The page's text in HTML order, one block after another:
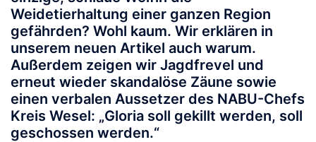
Weidetierhaltung einer ganzen Region
gefährden? Wohl kaum. Wir erklären in
unserem neuen Artikel auch warum.
Außerdem zeigen wir Jagdfrevel und
erneut wieder skandalöse Zäune sowie
einen verbalen Aussetzer des NABU-Chefs
Kreis Wesel: „Gloria soll gekillt werden, soll
geschossen werden.“